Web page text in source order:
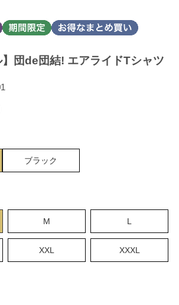
】団de団結! エアライドTシャツ
ブラック
M L
XXL XXXL